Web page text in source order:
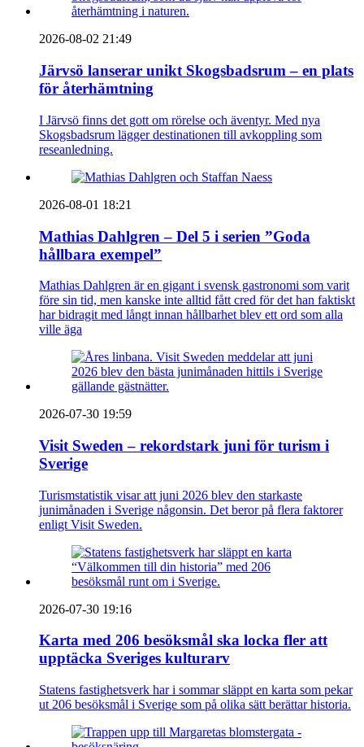
2026-08-02 21:49
Järvsö lanserar unikt Skogsbadsrum – en plats
för återhämtning
I Järvsö finns det gott om rörelse och äventyr. Med nya
Skogsbadsrum lägger destinationen till avkoppling som
reseanledning.
2026-08-01 18:21
Mathias Dahlgren – Del 5 i serien ”Goda
hållbara exempel”
Mathias Dahlgren är en gigant i svensk gastronomi som varit
före sin tid, men kanske inte alltid fått cred för det han faktiskt
har bidragit med långt innan hållbarhet blev ett ord som alla
ville äga
2026-07-30 19:59
Visit Sweden – rekordstark juni för turism i
Sverige
Turismstatistik visar att juni 2026 blev den starkaste
junimånaden i Sverige någonsin. Det beror på flera faktorer
enligt Visit Sweden.
2026-07-30 19:16
Karta med 206 besöksmål ska locka fler att
upptäcka Sveriges kulturarv
Statens fastighetsverk har i sommar släppt en karta som pekar
ut 206 besöksmål i Sverige som på olika sätt berättar historia.